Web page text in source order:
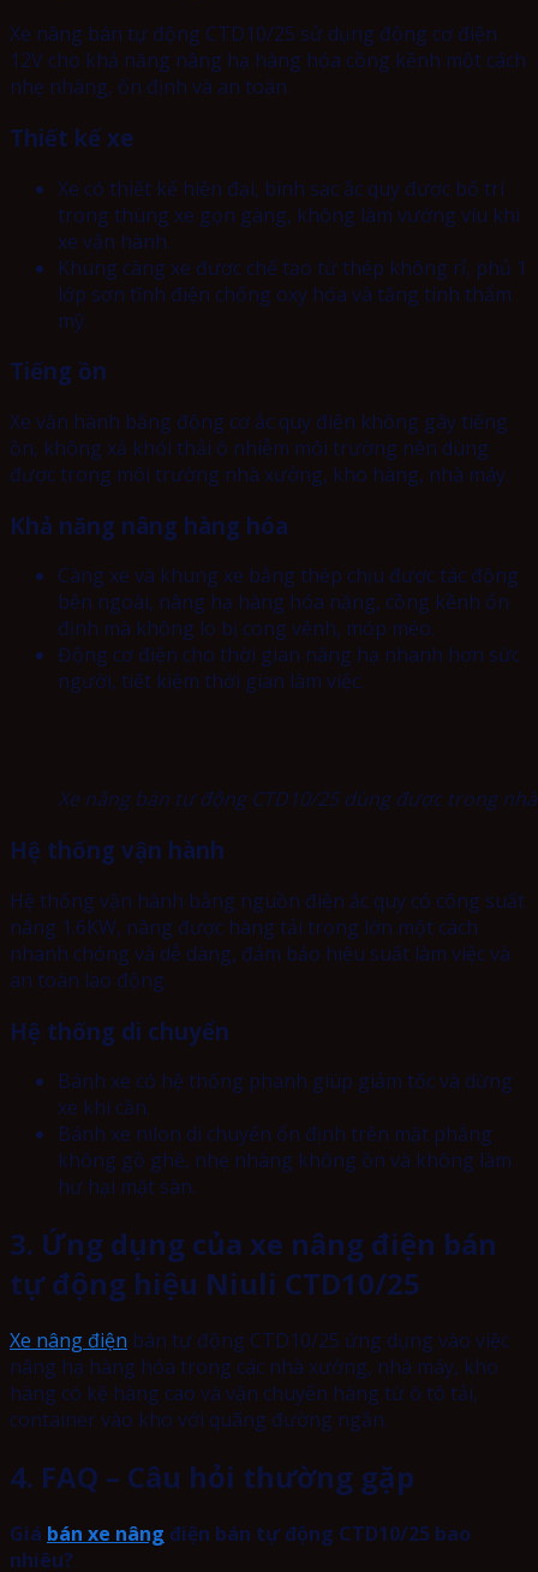
Xe nâng bán tự động CTD10/25 sử dụng động cơ điện
12V cho khả năng nâng hạ hàng hóa cồng kềnh một cách
nhẹ nhàng, ổn định và an toàn.
Thiết kế xe
Xe có thiết kế hiện đại, bình sạc ắc quy được bố trí
trong thùng xe gọn gàng, không làm vướng víu khi
xe vận hành.
Khung càng xe được chế tạo từ thép không rỉ, phủ 1
lớp sơn tĩnh điện chống oxy hóa và tăng tính thẩm
mỹ.
Tiếng ồn
Xe vận hành bằng động cơ ắc quy điện không gây tiếng
ồn, không xả khói thải ô nhiễm môi trường nên dùng
được trong môi trường nhà xưởng, kho hàng, nhà máy.
Khả năng nâng hàng hóa
Càng xe và khung xe bằng thép chịu được tác động
bên ngoài, nâng hạ hàng hóa nặng, cồng kềnh ổn
định mà không lo bị cong vênh, móp méo.
Động cơ điện cho thời gian nâng hạ nhanh hơn sức
người, tiết kiệm thời gian làm việc.
Xe nâng bán tự động CTD10/25 dùng được trong
Hệ thống vận hành
Hệ thống vận hành bằng nguồn điện ắc quy có công suất
nâng 1.6KW, nâng được hàng tải trọng lớn một cách
nhanh chóng và dễ dàng, đảm bảo hiệu suất làm việc và
an toàn lao động.
Hệ thống di chuyển
Bánh xe có hệ thống phanh giúp giảm tốc và dừng
xe khi cần.
Bánh xe nilon di chuyển ổn định trên mặt phẳng
không gồ ghề, nhẹ nhàng không ồn và không làm
hư hại mặt sàn.
3. Ứng dụng của xe nâng điện bán
tự động hiệu Niuli CTD10/25
Xe nâng điện bán tự động CTD10/25 ứng dụng vào việc
nâng hạ hàng hóa trong các nhà xưởng, nhà máy, kho
hàng có kệ hàng cao và vận chuyển hàng từ ô tô tải,
container vào kho với quãng đường ngắn.
4. FAQ – Câu hỏi thường gặp
Giá bán xe nâng điện bán tự động CTD10/25 bao
nhiêu?